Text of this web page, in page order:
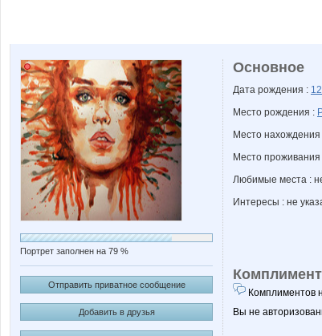
Портрет заполнен на 79 %
Отправить приватное сообщение
Добавить в друзья
Основное
Дата рождения :
Место рождения :
Место нахождения
Место проживания
Любимые места :
Интересы : не
Комплиментов
Вы не